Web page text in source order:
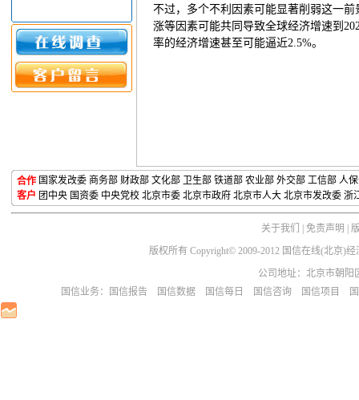
不过，多个不利因素可能显著削弱这一前
涨等因素可能共同导致全球经济增速到
率的经济增速甚至可能逼近2.5%。
合作
客户
国家发改委 商务部 财政部 文化部 卫生部 铁道部 农业部 外交部 工信部 人
团中央 国资委 中央党校 北京市委 北京市政府 北京市人大 北京市发改委 浙
关于我们 免责声明
版权所有 Copyright© 2009-2012 国信在线(北京)
公司地址：北京市朝阳
国信业务：
国信报告 国信数据 国信每日 国信咨询 国信项目